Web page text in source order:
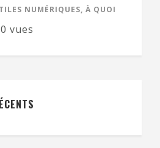
NUMÉRIQUES, À QUOI
vues